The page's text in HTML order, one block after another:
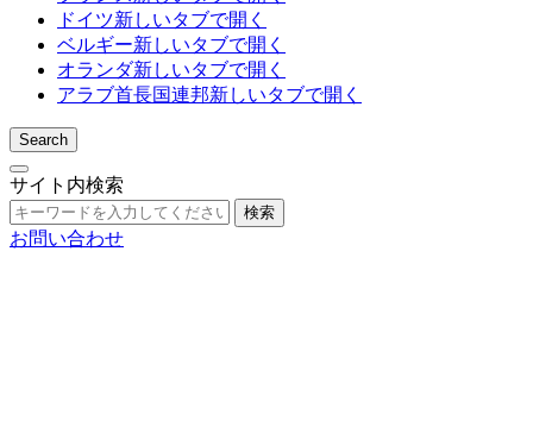
ドイツ新しいタブで開く
ベルギー新しいタブで開く
オランダ新しいタブで開く
アラブ首長国連邦新しいタブで開く
Search
サイト内検索
検索
お問い合わせ